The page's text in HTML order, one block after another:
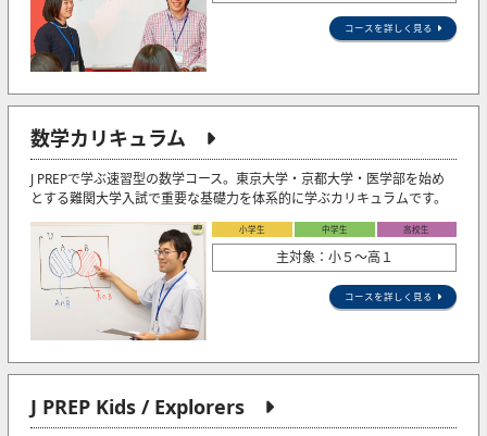
コースを詳しく見る
数学カリキュラム
J PREPで学ぶ速習型の数学コース。東京大学・京都大学・医学部を始め
とする難関大学入試で重要な基礎力を体系的に学ぶカリキュラムです。
小学生 中学生 高校生
主対象：小５〜高１
コースを詳しく見る
J PREP Kids / Explorers